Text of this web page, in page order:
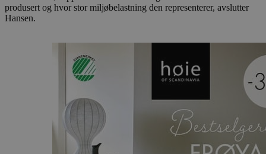
produsert og hvor stor miljøbelastning den representerer, avslutter
Hansen.